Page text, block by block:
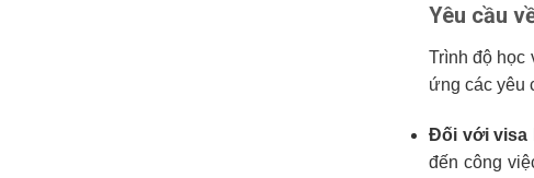
Yêu cầu
Trình độ học
ứng các yêu
Đối với visa
đến công